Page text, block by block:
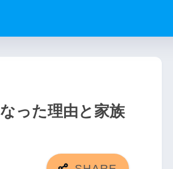
った理由と家族